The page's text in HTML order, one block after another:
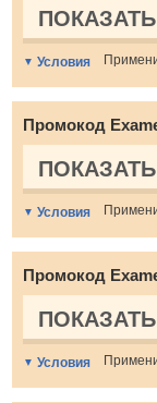
Условия
Промокод
Условия
Промокод
Условия